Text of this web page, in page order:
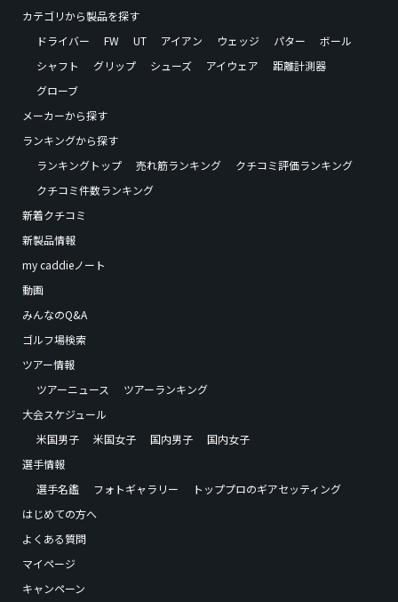
カテゴリから製品を探す
ドライバー
FW UT アイアン ウェッジ パター
ボール
シャフト
グリップ シューズ アイウェア
距離計測器
グローブ
メーカーから探す
ランキングから探す
ランキングトップ
売れ筋ランキング
クチコミ評価ランキング
クチコミ件数ランキング
新着クチコミ
新製品情報
my caddieノート
動画
みんなのQ&A
ゴルフ場検索
ツアー情報
ツアーニュース
ツアーランキング
大会スケジュール
米国男子
米国女子 国内男子
国内女子
選手情報
選手名鑑
フォトギャラリー
トッププロのギアセッティング
はじめての方へ
よくある質問
マイページ
キャンペーン